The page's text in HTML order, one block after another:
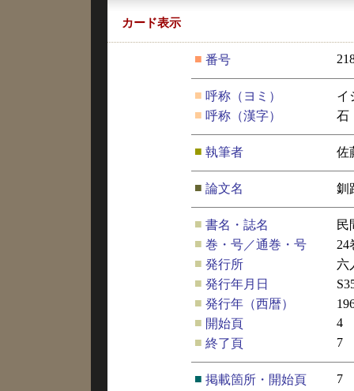
カード表示
■ 番号
■ 呼称（ヨミ）
イ
■ 呼称（漢字） 石
■ 執筆者 佐
■ 論文名 釧
■ 書名・誌名
民
■ 巻・号／通巻・号
24
■ 発行所
六
■ 発行年月日
■ 発行年（西暦）
■ 開始頁
4
■ 終了頁 7
■ 掲載箇所・開始頁
7